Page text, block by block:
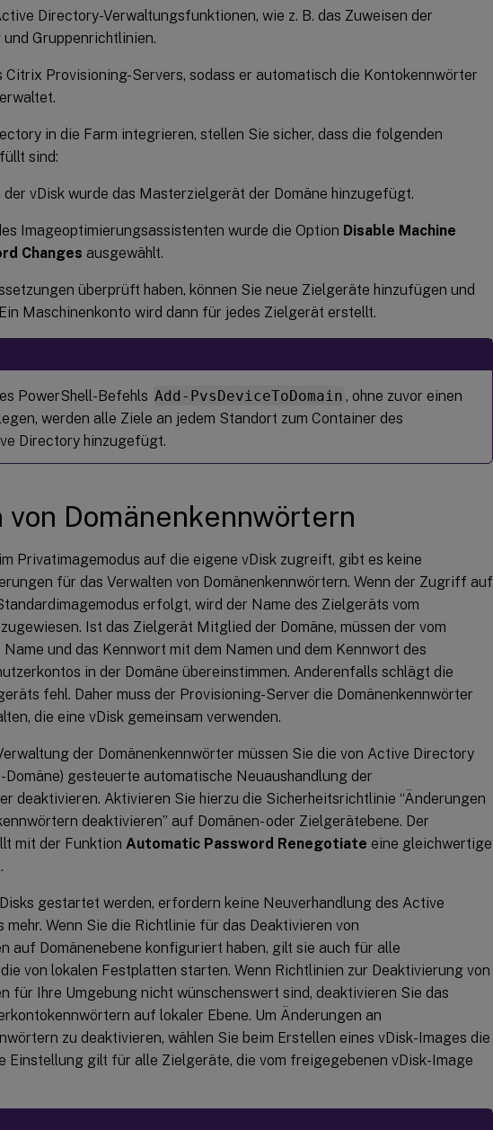
Directory-Verwaltungsfunktionen, wie z. B. das Zuweisen der
Gruppenrichtlinien.
Citrix Provisioning-Servers, sodass er automatisch die Kontokennwörter
in die Farm integrieren, stellen Sie sicher, dass die folgenden
sind:
der vDisk wurde das Masterzielgerät der Domäne hinzugefügt.
Imageoptimierungsassistenten wurde die Option Disable Machine
Changes ausgewählt.
überprüft haben, können Sie neue Zielgeräte hinzufügen und
Maschinenkonto wird dann für jedes Zielgerät erstellt.
PowerShell-Befehls Add-PvsDeviceToDomain , ohne zuvor einen
werden alle Ziele an jedem Standort zum Container des
Directory hinzugefügt.
Domänenkennwörtern
Privatimagemodus auf die eigene vDisk zugreift, gibt es keine
für das Verwalten von Domänenkennwörtern. Wenn der Zugriff auf
erfolgt, wird der Name des Zielgeräts vom
Ist das Zielgerät Mitglied der Domäne, müssen der vom
und das Kennwort mit dem Namen und dem Kennwort des
in der Domäne übereinstimmen. Anderenfalls schlägt die
fehl. Daher muss der Provisioning-Server die Domänenkennwörter
die eine vDisk gemeinsam verwenden.
der Domänenkennwörter müssen Sie die von Active Directory
Domäne) gesteuerte automatische Neuaushandlung der
deaktivieren. Aktivieren Sie hierzu die Sicherheitsrichtlinie “Änderungen
deaktivieren” auf Domänen- oder Zielgerätebene. Der
mit der Funktion Automatic Password Renegotiate eine gleichwertige
gestartet werden, erfordern keine Neuverhandlung des Active
Wenn Sie die Richtlinie für das Deaktivieren von
auf Domänenebene konfiguriert haben, gilt sie auch für alle
von lokalen Festplatten starten. Wenn Richtlinien zur Deaktivierung von
für Ihre Umgebung nicht wünschenswert sind, deaktivieren Sie das
auf lokaler Ebene. Um Änderungen an
zu deaktivieren, wählen Sie beim Erstellen eines vDisk-Images die
Einstellung gilt für alle Zielgeräte, die vom freigegebenen vDisk-Image